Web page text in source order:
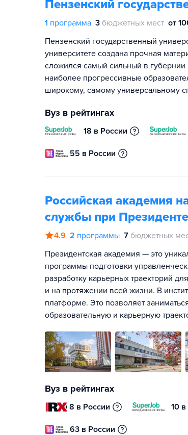
Пензенский
1 программа 3 бюджетных мест от
Пензенский государственный
университете создана прочная
сложился самый сильный в губернии
наиболее прогрессивные
широкому, самому универсальному
Вуз в рейтингах
18 в России
55 в России
Российская академия
службы при
4.9 2 программы 7 бюджетных
Президентская академия — это
программы подготовки
разработку карьерных траекторий
и на протяжении всей жизни. В
платформе. Это позволяет
образовательную и карьерную
Вуз в рейтингах
8 в России 10
63 в России